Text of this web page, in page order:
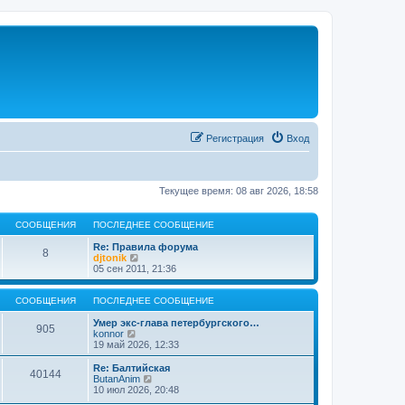
Вход
Регистрация
Текущее время: 08 авг 2026, 18:58
СООБЩЕНИЯ ПОСЛЕДНЕЕ СООБЩЕНИЕ
8
Re: Правила форума
djtonik
е
р
е
й
т
и
п
о
с
л
е
05 сен 2011, 21:36
СООБЩЕНИЯ ПОСЛЕДНЕЕ СООБЩЕНИЕ
905
Умер экс-глава петербургского…
konnor
е
р
е
й
т
19 май 2026, 12:33
40144
Re: Балтийская
ButanAnim
е
10 июл 2026, 20:48